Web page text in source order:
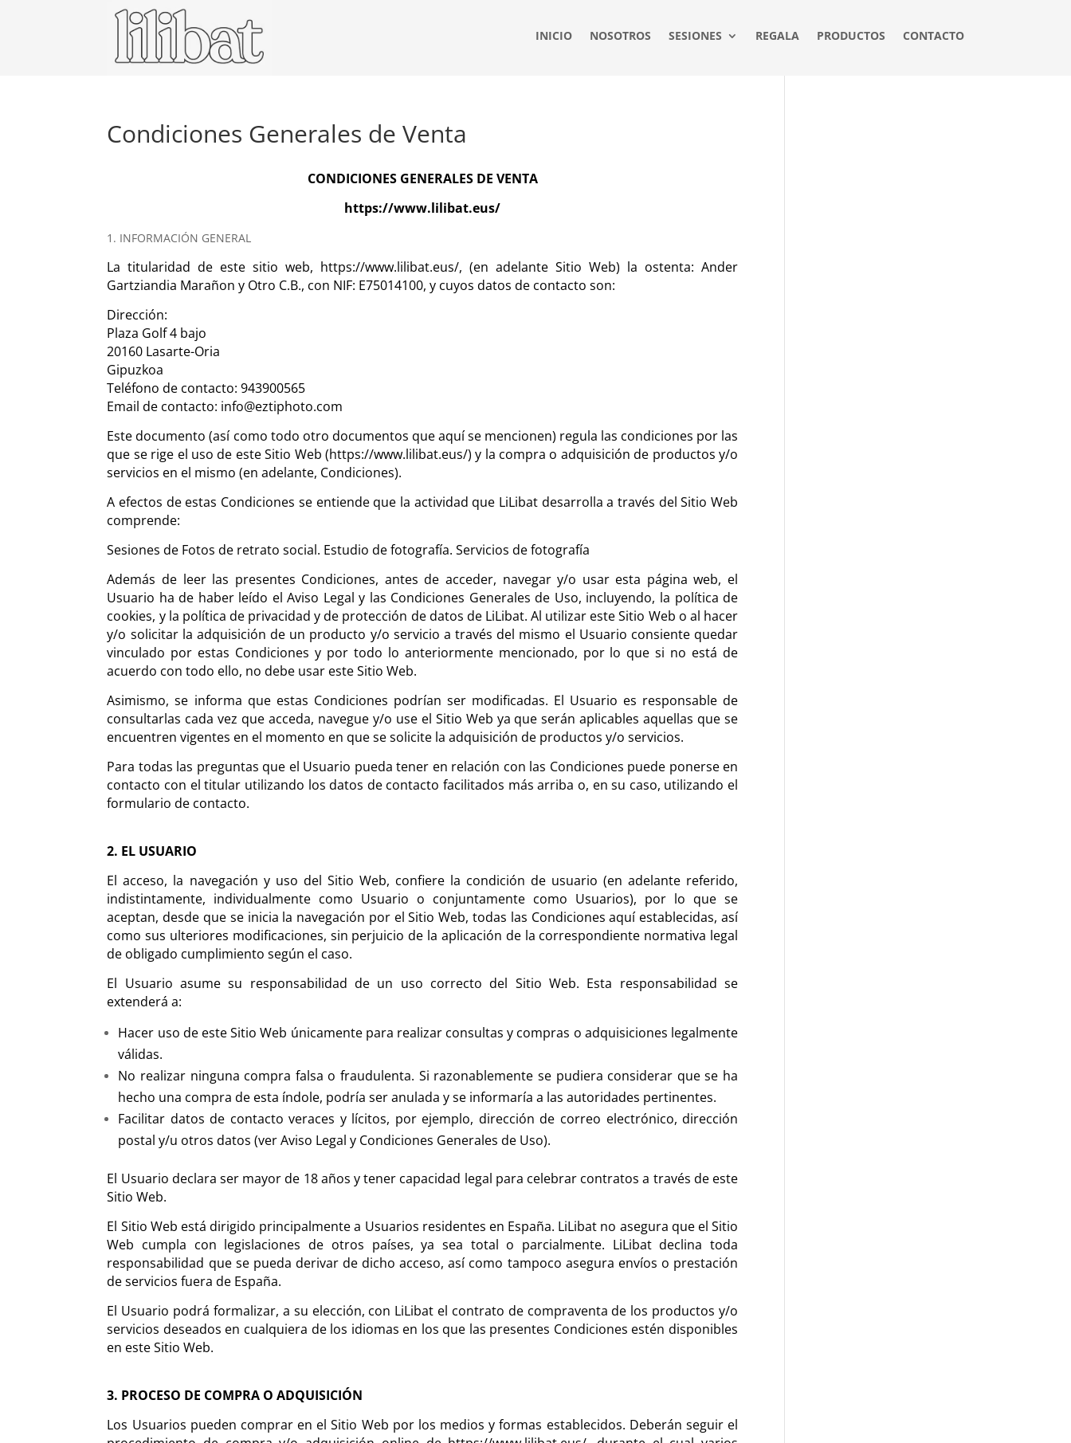
INICIO NOSOTROS SESIONES REGALA PRODUCTOS CONTACTO
Condiciones Generales de Venta
CONDICIONES GENERALES DE VENTA
https://www.lilibat.eus/
1. INFORMACIÓN GENERAL
La titularidad de este sitio web, https://www.lilibat.eus/, (en adelante Sitio Web) la ostenta: Ander
Gartziandia Marañon y Otro C.B., con NIF: E75014100, y cuyos datos de contacto son:
Dirección:
Plaza Golf 4 bajo
20160 Lasarte-Oria
Gipuzkoa
Teléfono de contacto: 943900565
Email de contacto: info@eztiphoto.com
Este documento (así como todo otro documentos que aquí se mencionen) regula las condiciones por las
que se rige el uso de este Sitio Web (https://www.lilibat.eus/) y la compra o adquisición de productos y/o
servicios en el mismo (en adelante, Condiciones).
A efectos de estas Condiciones se entiende que la actividad que LiLibat desarrolla a través del Sitio Web
comprende:
Sesiones de Fotos de retrato social. Estudio de fotografía. Servicios de fotografía
Además de leer las presentes Condiciones, antes de acceder, navegar y/o usar esta página web, el
Usuario ha de haber leído el Aviso Legal y las Condiciones Generales de Uso, incluyendo, la política de
cookies, y la política de privacidad y de protección de datos de LiLibat. Al utilizar este Sitio Web o al hacer
y/o solicitar la adquisición de un producto y/o servicio a través del mismo el Usuario consiente quedar
vinculado por estas Condiciones y por todo lo anteriormente mencionado, por lo que si no está de
acuerdo con todo ello, no debe usar este Sitio Web.
Asimismo, se informa que estas Condiciones podrían ser modificadas. El Usuario es responsable de
consultarlas cada vez que acceda, navegue y/o use el Sitio Web ya que serán aplicables aquellas que se
encuentren vigentes en el momento en que se solicite la adquisición de productos y/o servicios.
Para todas las preguntas que el Usuario pueda tener en relación con las Condiciones puede ponerse en
contacto con el titular utilizando los datos de contacto facilitados más arriba o, en su caso, utilizando el
formulario de contacto.
2. EL USUARIO
El acceso, la navegación y uso del Sitio Web, confiere la condición de usuario (en adelante referido,
indistintamente, individualmente como Usuario o conjuntamente como Usuarios), por lo que se
aceptan, desde que se inicia la navegación por el Sitio Web, todas las Condiciones aquí establecidas, así
como sus ulteriores modificaciones, sin perjuicio de la aplicación de la correspondiente normativa legal
de obligado cumplimiento según el caso.
El Usuario asume su responsabilidad de un uso correcto del Sitio Web. Esta responsabilidad se
extenderá a:
Hacer uso de este Sitio Web únicamente para realizar consultas y compras o adquisiciones legalmente
válidas.
No realizar ninguna compra falsa o fraudulenta. Si razonablemente se pudiera considerar que se ha
hecho una compra de esta índole, podría ser anulada y se informaría a las autoridades pertinentes.
Facilitar datos de contacto veraces y lícitos, por ejemplo, dirección de correo electrónico, dirección
postal y/u otros datos (ver Aviso Legal y Condiciones Generales de Uso).
El Usuario declara ser mayor de 18 años y tener capacidad legal para celebrar contratos a través de este
Sitio Web.
El Sitio Web está dirigido principalmente a Usuarios residentes en España. LiLibat no asegura que el Sitio
Web cumpla con legislaciones de otros países, ya sea total o parcialmente. LiLibat declina toda
responsabilidad que se pueda derivar de dicho acceso, así como tampoco asegura envíos o prestación
de servicios fuera de España.
El Usuario podrá formalizar, a su elección, con LiLibat el contrato de compraventa de los productos y/o
servicios deseados en cualquiera de los idiomas en los que las presentes Condiciones estén disponibles
en este Sitio Web.
3. PROCESO DE COMPRA O ADQUISICIÓN
Los Usuarios pueden comprar en el Sitio Web por los medios y formas establecidos. Deberán seguir el